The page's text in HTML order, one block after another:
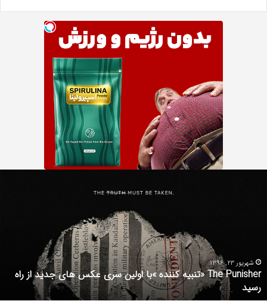
Gifted
2017شهریور 1, 1396
دانلود رایگان دوبله فارسی فیلم با استعداد Gifted 2017